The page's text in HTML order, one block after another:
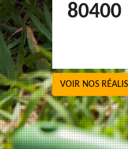
80400
VOIR NOS